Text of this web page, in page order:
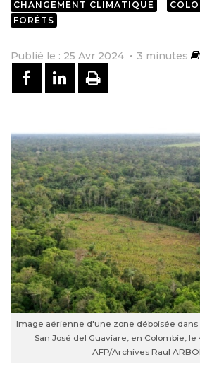
CHANGEMENT CLIMATIQUE
FORÊTS
Publié le : 25 Avr 2024 3 minutes
PARTAGER SUR
PARTAGER
IMPRIMER
Image aérienne d'une zone déboisée
San José del Guaviare, en Colombie,
AFP/Archives Raul